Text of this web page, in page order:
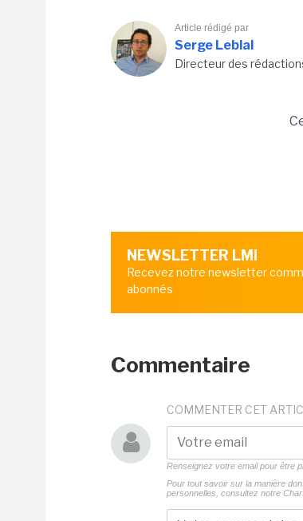
Article rédigé par
Serge Leblal
Directeur des
NEWSLETTER LMI
Recevez notre newsletter
abonnés
Commentaire
COMMENTER CET
Renseignez votre email pour être
Pour tout savoir sur la manière
personnelles, consultez notre